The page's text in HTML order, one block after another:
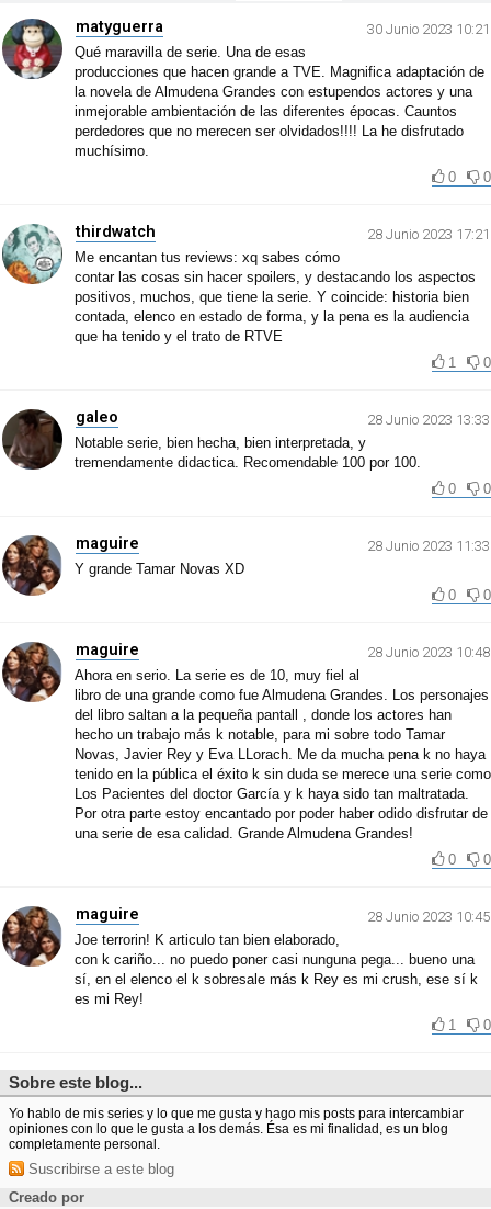
matyguerra
30 Junio 2023 10:21
Qué maravilla de serie. Una de esas
producciones que hacen grande a TVE. Magnifica adaptación de
la novela de Almudena Grandes con estupendos actores y una
inmejorable ambientación de las diferentes épocas. Cauntos
perdedores que no merecen ser olvidados!!!! La he disfrutado
muchísimo.
0
0
thirdwatch
28 Junio 2023 17:21
Me encantan tus reviews: xq sabes cómo
contar las cosas sin hacer spoilers, y destacando los aspectos
positivos, muchos, que tiene la serie. Y coincide: historia bien
contada, elenco en estado de forma, y la pena es la audiencia
que ha tenido y el trato de RTVE
1
0
galeo
28 Junio 2023 13:33
Notable serie, bien hecha, bien interpretada, y
tremendamente didactica. Recomendable 100 por 100.
0
0
maguire
28 Junio 2023 11:33
Y grande Tamar Novas XD
0
0
maguire
28 Junio 2023 10:48
Ahora en serio. La serie es de 10, muy fiel al
libro de una grande como fue Almudena Grandes. Los personajes
del libro saltan a la pequeña pantall , donde los actores han
hecho un trabajo más k notable, para mi sobre todo Tamar
Novas, Javier Rey y Eva LLorach. Me da mucha pena k no haya
tenido en la pública el éxito k sin duda se merece una serie como
Los Pacientes del doctor García y k haya sido tan maltratada.
Por otra parte estoy encantado por poder haber odido disfrutar de
una serie de esa calidad. Grande Almudena Grandes!
0
0
maguire
28 Junio 2023 10:45
Joe terrorin! K articulo tan bien elaborado,
con k cariño... no puedo poner casi nunguna pega... bueno una
sí, en el elenco el k sobresale más k Rey es mi crush, ese sí k
es mi Rey!
1
0
Sobre este blog...
Yo hablo de mis series y lo que me gusta y hago mis posts para intercambiar
opiniones con lo que le gusta a los demás. Ésa es mi finalidad, es un blog
completamente personal.
Suscribirse a este blog
Creado por